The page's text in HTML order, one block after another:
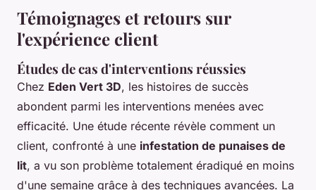
Témoignages et retours sur
l'expérience client
Études de cas d'interventions réussies
Chez Eden Vert 3D, les histoires de succès
abondent parmi les interventions menées avec
efficacité. Une étude récente révèle comment un
client, confronté à une infestation de punaises de
lit, a vu son problème totalement éradiqué en moins
d'une semaine grâce à des techniques avancées. La